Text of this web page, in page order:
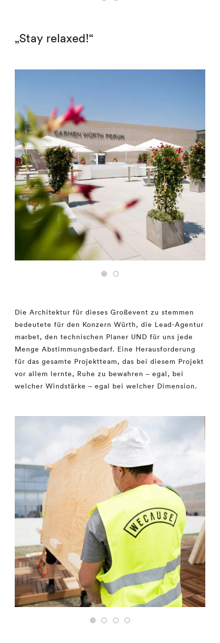
„Stay relaxed!“
Die Architektur für dieses Großevent zu stemmen
bedeutete für den Konzern Würth, die Lead-Agentur
marbet, den technischen Planer UND für uns jede
Menge Abstimmungsbedarf. Eine Herausforderung
für das gesamte Projektteam, das bei diesem Projekt
vor allem lernte, Ruhe zu bewahren – egal, bei
welcher Windstärke – egal bei welcher Dimension.